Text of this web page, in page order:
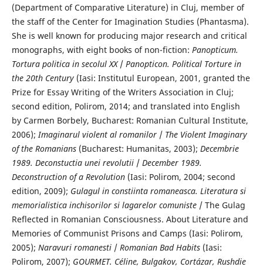
(Department of Comparative Literature) in Cluj, member of
the staff of the Center for Imagination Studies (Phantasma).
She is well known for producing major research and critical
monographs, with eight books of non-fiction: Panopticum.
Tortura politica in secolul XX/ Panopticon. Political Torture in
the 20th Century(Iasi: Institutul European, 2001, granted the
Prize for Essay Writing of the Writers Association in Cluj;
second edition, Polirom, 2014; and translated into English
by Carmen Borbely, Bucharest: Romanian Cultural Institute,
2006);Imaginarul violent al romanilor/ The Violent Imaginary
of the Romanians(Bucharest: Humanitas, 2003); Decembrie
1989. Deconstuctia unei revolutii/December 1989.
Deconstruction of a Revolution(Iasi: Polirom, 2004; second
edition, 2009); Gulagul in constiinta romaneasca. Literatura si
memorialistica inchisorilor si lagarelor comuniste/ The Gulag
Reflected in Romanian Consciousness. About Literature and
Memories of Communist Prisons and Camps (Iasi: Polirom,
2005); Naravuri romanesti/ Romanian Bad Habits(Iasi:
Polirom, 2007); GOURMET. Céline, Bulgakov, Cortázar, Rushdie